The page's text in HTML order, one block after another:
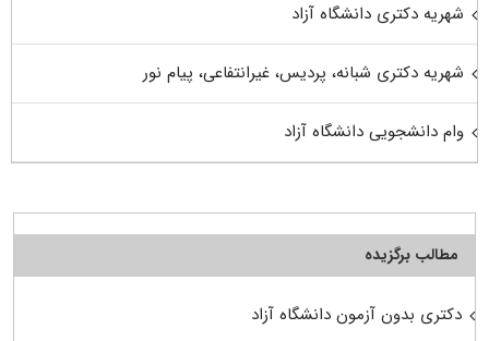
شهریه دکتری دانشگاه آزاد
شهریه دکتری شبانه، پردیس، غیرانتفاعی، پیام نور
وام دانشجویی دانشگاه آزاد
مطالب برگزیده
دکتری بدون آزمون دانشگاه آزاد